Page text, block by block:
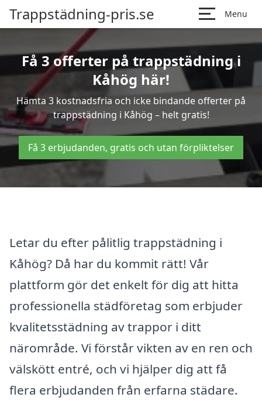
Trappstädning-pris.se Menu
Få 3 offerter på trappstädning i
Kåhög här!
Hämta 3 kostnadsfria och icke bindande offerter på
trappstädning i Kåhög – helt gratis!
Få 3 erbjudanden, gratis och utan förpliktelser
Letar du efter pålitlig trappstädning i
Kåhög? Då har du kommit rätt! Vår
plattform gör det enkelt för dig att hitta
professionella städföretag som erbjuder
kvalitetsstädning av trappor i ditt
närområde. Vi förstår vikten av en ren och
välskött entré, och vi hjälper dig att få
flera erbjudanden från erfarna städare.